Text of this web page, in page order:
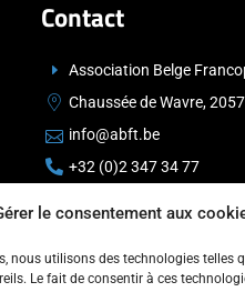
le consentement aux
nous utilisons des technologies telles
Le fait de consentir à ces
Contact
Association Belge
Chaussée de Wavre,
info@abft.be
+32 (0)2 347 34 77